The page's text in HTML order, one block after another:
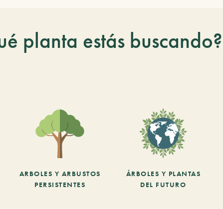
planta estás buscando?
ARBOLES Y ARBUSTOS
PERSISTENTES
ÁRBOLES Y PLANTAS
DEL FUTURO